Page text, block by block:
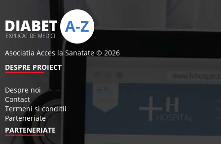
Asociatia Acces la Sanatate © 2026
DESPRE PROIECT
Despre noi
Contact
Termeni si conditii
Parteneriate
PARTENERIATE